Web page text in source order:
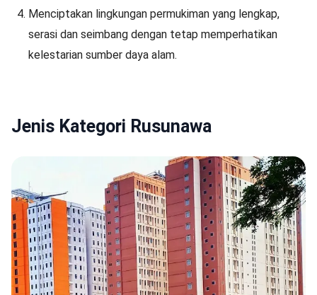
Menciptakan lingkungan permukiman yang lengkap,
serasi dan seimbang dengan tetap memperhatikan
kelestarian sumber daya alam.
Jenis Kategori Rusunawa